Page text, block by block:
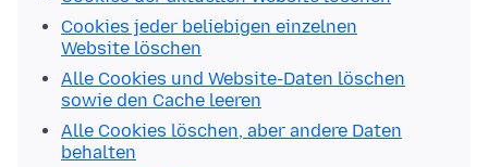
Cookies jeder beliebigen einzelnen
Website löschen
Alle Cookies und Website-Daten löschen
sowie den Cache leeren
Alle Cookies löschen, aber andere Daten
behalten